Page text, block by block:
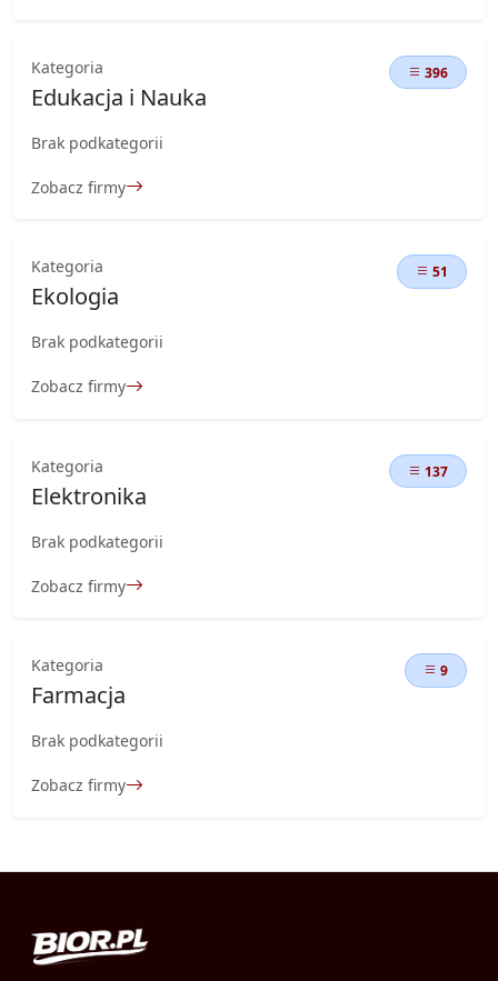
Kategoria
Edukacja i Nauka
396
Brak podkategorii
Zobacz firmy
Kategoria
Ekologia
51
Brak podkategorii
Zobacz firmy
Kategoria
Elektronika
137
Brak podkategorii
Zobacz firmy
Kategoria
Farmacja
9
Brak podkategorii
Zobacz firmy